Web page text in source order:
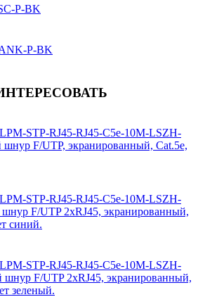
P-BK
P-BK
STP-RJ45-RJ45-C5e-10M-LSZH-
F/UTP, экранированный, Cat.5e,
STP-RJ45-RJ45-C5e-10M-LSZH-
F/UTP 2xRJ45, экранированный,
синий.
STP-RJ45-RJ45-C5e-10M-LSZH-
F/UTP 2xRJ45, экранированный,
зеленый.